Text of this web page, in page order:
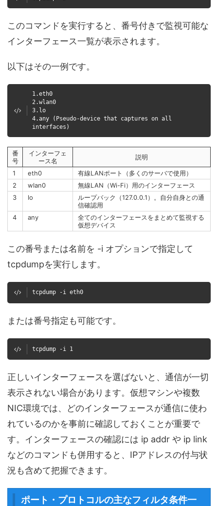
このコマンドを実行すると、番号付きで監視可能な
インターフェース一覧が表示されます。
以下はその一例です。
1.eth0
2.wlan0
3.lo
4.any (Pseudo-device that captures on all
interfaces)
番
号
インターフェ
ース名
説明
1 eth0
有線LANポート（多くのサーバで使用）
2
wlan0
無線LAN（Wi-Fi）用のインターフェース
3
lo
ループバック（127.0.0.1）。自分自身との通
信確認用
4
any
全てのインターフェースをまとめて監視する
仮想デバイス
この番号または名前を -i オプションで指定して
tcpdumpを実行します。
tcpdump -i eth0
または番号指定も可能です。
tcpdump -i 1
正しいインターフェースを選ばないと、通信が一切
表示されない場合があります。仮想マシンや複数
NIC環境では、どのインターフェースが通信に使わ
れているのかを事前に確認しておくことが重要で
す。インターフェースの確認には ip addr や ip link
などのコマンドも併用すると、IPアドレスの付与状
況も含めて把握できます。
ポート・プロトコルの主なフィルタ条件一